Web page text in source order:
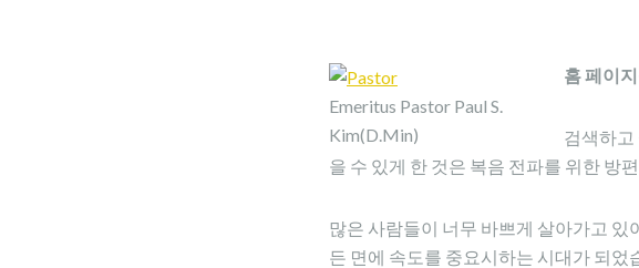
Emeritus Pastor Paul S.
Kim(D.Min)
홈 페이
검색하고
을 수 있게 한 것은 복음 전파를 위한 방
많은 사람들이 너무 바쁘게 살아가고 있
든 면에 속도를 중요시하는 시대가 되었